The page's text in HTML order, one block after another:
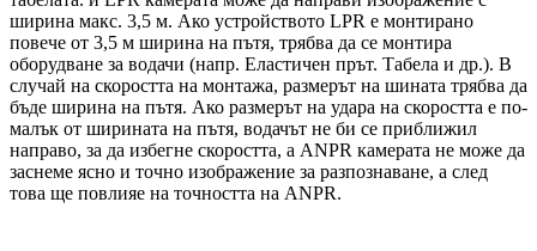
ширина макс. 3,5 м. Ако устройството LPR е монтирано
повече от 3,5 м ширина на пътя, трябва да се монтира
оборудване за водачи (напр. Еластичен прът. Табела и др.). В
случай на скоростта на монтажа, размерът на шината трябва да
бъде ширина на пътя. Ако размерът на удара на скоростта е по-
малък от ширината на пътя, водачът не би се приближил
направо, за да избегне скоростта, а ANPR камерата не може да
заснеме ясно и точно изображение за разпознаване, а след
това ще повлияе на точността на ANPR.